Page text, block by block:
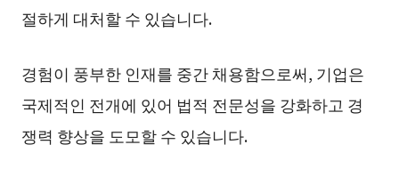
절하게 대처할 수 있습니다.
경험이 풍부한 인재를 중간 채용함으로써, 기업은
국제적인 전개에 있어 법적 전문성을 강화하고 경
쟁력 향상을 도모할 수 있습니다.